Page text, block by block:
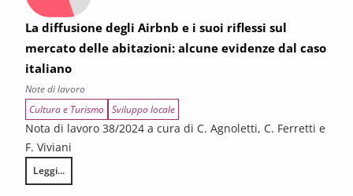
La diffusione degli Airbnb e i suoi riflessi sul
mercato delle abitazioni: alcune evidenze dal caso
italiano
Note di lavoro
Cultura e Turismo Sviluppo locale
Nota di lavoro 38/2024 a cura di C. Agnoletti, C. Ferretti e
F. Viviani
Leggi...
La diffusione degli Airbnb e i suoi riflessi sul mercato delle abitazioni: